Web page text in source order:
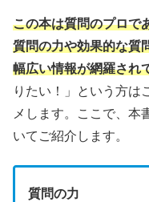
この本は質問のプロで
質問の力や効果的な質
幅広い情報が網羅され
りたい！」という方は
メします。ここで、本
いてご紹介します。
質問の力